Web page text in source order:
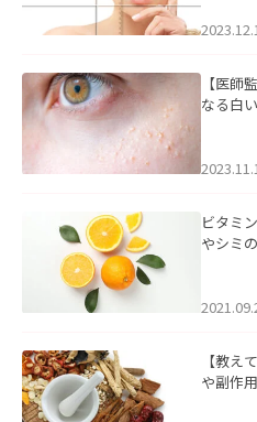
【医師
なる白
ビタミ
やシミ
【教え
や副作